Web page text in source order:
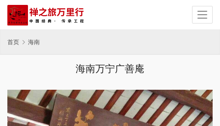
首页 海南
海南万宁广善庵